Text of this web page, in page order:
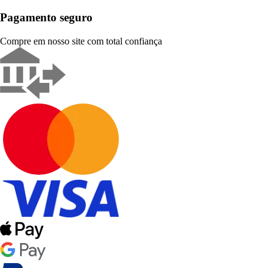
Pagamento seguro
Compre em nosso site com total confiança